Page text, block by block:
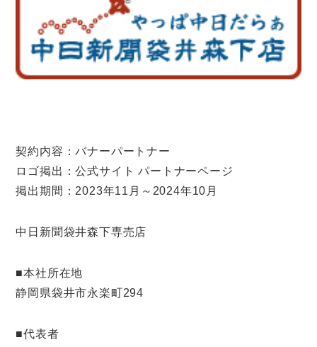
契約内容：バナーパートナー
ロゴ掲出：公式サイト パートナーページ
掲出期間：2023年11月～2024年10月
中日新聞袋井森下専売店
■本社所在地
静岡県袋井市永楽町294
■代表者